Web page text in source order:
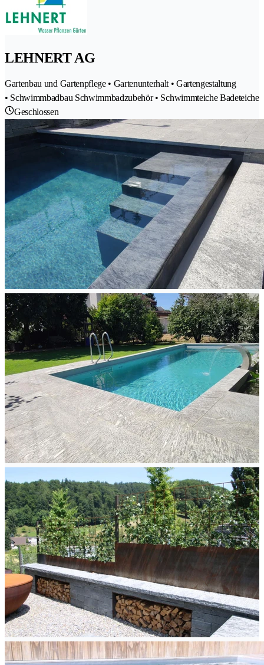
LEHNERT AG
Gartenbau und Gartenpflege • Gartenunterhalt • Gartengestaltung
• Schwimmbadbau Schwimmbadzubehör • Schwimmteiche Badeteiche
Geschlossen